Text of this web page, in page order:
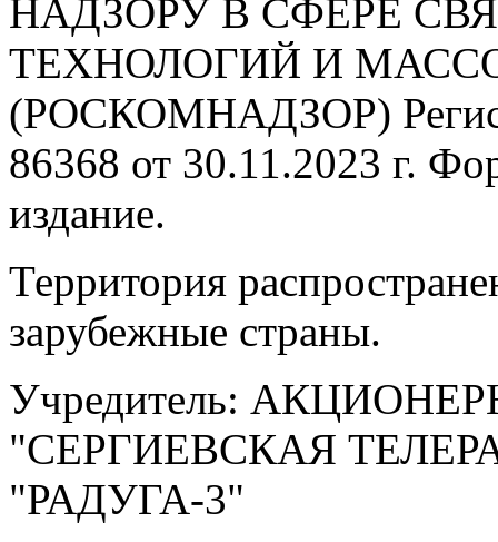
НАДЗОРУ В СФЕРЕ
ТЕХНОЛОГИЙ И
(РОСКОМНАДЗОР)
86368 от 30.11.2023 г.
издание.
Территория
зарубежные страны.
Учредитель:
"СЕРГИЕВСКАЯ
"РАДУГА-3"